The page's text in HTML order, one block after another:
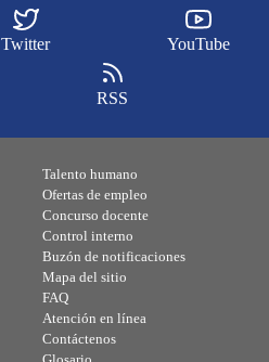
Twitter YouTube
RSS
Talento humano
Ofertas de empleo
Concurso docente
Control interno
Buzón de notificaciones
Mapa del sitio
FAQ
Atención en línea
Contáctenos